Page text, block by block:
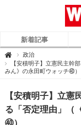
新着記事

L
L
i
n
（
ウ
政治
【安積明子】立憲民主幹
みん》の永田町ウォッチ㊵）
【安積明子】立憲
る「否定理由」（